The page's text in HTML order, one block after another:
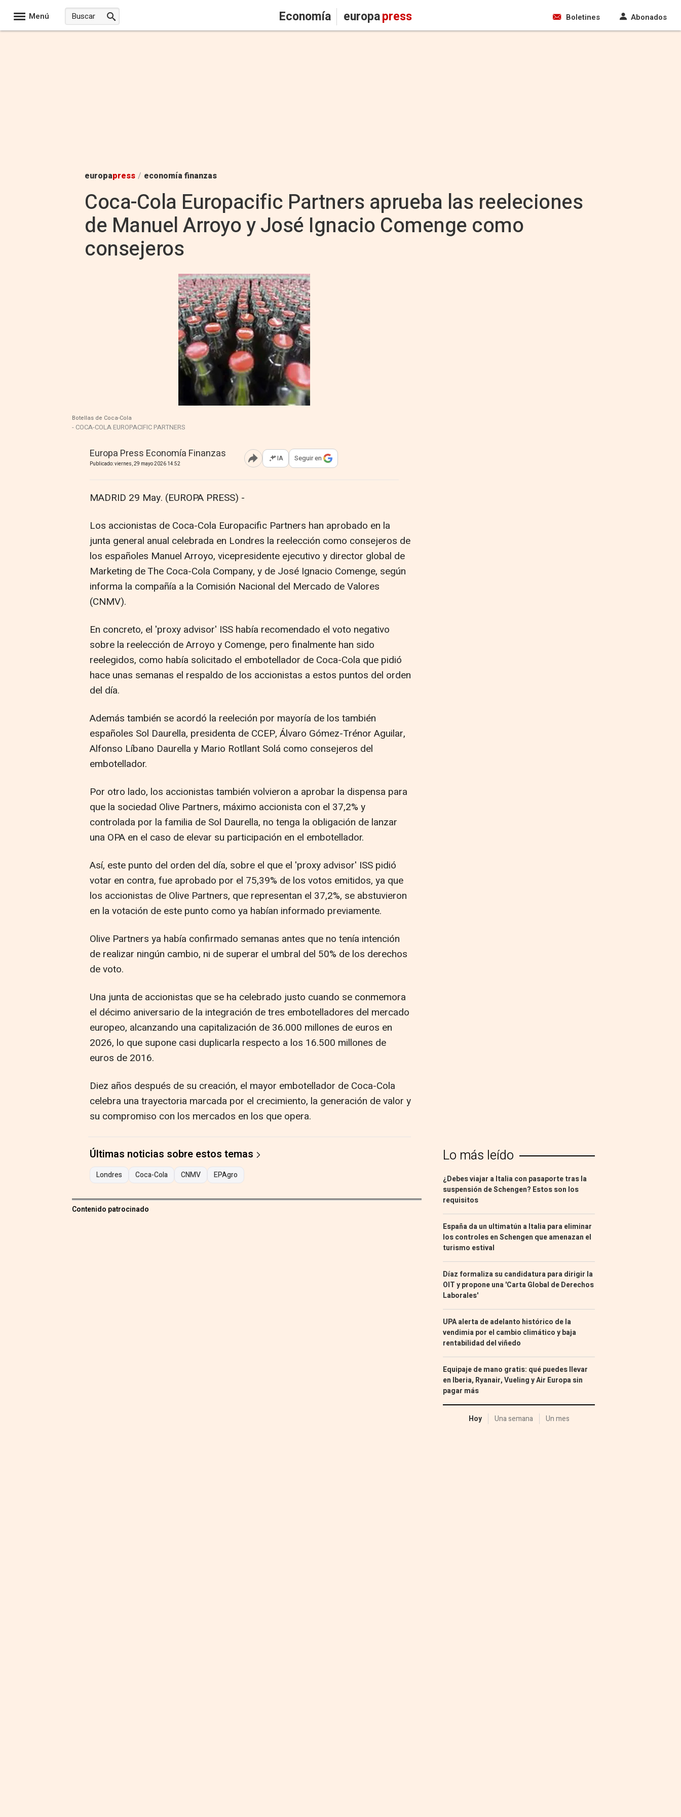
Menú Economía europapress Boletines Abonados
europapress / economía finanzas
Coca-Cola Europacific Partners aprueba las reeleciones
de Manuel Arroyo y José Ignacio Comenge como
consejeros
Botellas de Coca-Cola
- COCA-COLA EUROPACIFIC PARTNERS
Europa Press Economía Finanzas
Publicado: viernes, 29 mayo 2026 14:52 Abrir opciones para compartir
IA Seguir en
MADRID 29 May. (EUROPA PRESS) -
Los accionistas de Coca-Cola Europacific Partners han aprobado en la
junta general anual celebrada en Londres la reelección como consejeros de
los españoles Manuel Arroyo, vicepresidente ejecutivo y director global de
Marketing de The Coca-Cola Company, y de José Ignacio Comenge, según
informa la compañía a la Comisión Nacional del Mercado de Valores
(CNMV).
En concreto, el 'proxy advisor' ISS había recomendado el voto negativo
sobre la reelección de Arroyo y Comenge, pero finalmente han sido
reelegidos, como había solicitado el embotellador de Coca-Cola que pidió
hace unas semanas el respaldo de los accionistas a estos puntos del orden
del día.
Además también se acordó la reeleción por mayoría de los también
españoles Sol Daurella, presidenta de CCEP, Álvaro Gómez-Trénor Aguilar,
Alfonso Líbano Daurella y Mario Rotllant Solá como consejeros del
embotellador.
Por otro lado, los accionistas también volvieron a aprobar la dispensa para
que la sociedad Olive Partners, máximo accionista con el 37,2% y
controlada por la familia de Sol Daurella, no tenga la obligación de lanzar
una OPA en el caso de elevar su participación en el embotellador.
Así, este punto del orden del día, sobre el que el 'proxy advisor' ISS pidió
votar en contra, fue aprobado por el 75,39% de los votos emitidos, ya que
los accionistas de Olive Partners, que representan el 37,2%, se abstuvieron
en la votación de este punto como ya habían informado previamente.
Olive Partners ya había confirmado semanas antes que no tenía intención
de realizar ningún cambio, ni de superar el umbral del 50% de los derechos
de voto.
Una junta de accionistas que se ha celebrado justo cuando se conmemora
el décimo aniversario de la integración de tres embotelladores del mercado
europeo, alcanzando una capitalización de 36.000 millones de euros en
2026, lo que supone casi duplicarla respecto a los 16.500 millones de
euros de 2016.
Diez años después de su creación, el mayor embotellador de Coca-Cola
celebra una trayectoria marcada por el crecimiento, la generación de valor y
su compromiso con los mercados en los que opera.
Últimas noticias sobre estos temas
Londres Coca-Cola CNMV EPAgro
Contenido patrocinado
Lo más leído
¿Debes viajar a Italia con pasaporte tras la
suspensión de Schengen? Estos son los
requisitos
España da un ultimatún a Italia para eliminar
los controles en Schengen que amenazan el
turismo estival
Díaz formaliza su candidatura para dirigir la
OIT y propone una 'Carta Global de Derechos
Laborales'
UPA alerta de adelanto histórico de la
vendimia por el cambio climático y baja
rentabilidad del viñedo
Equipaje de mano gratis: qué puedes llevar
en Iberia, Ryanair, Vueling y Air Europa sin
pagar más
Hoy Una semana Un mes